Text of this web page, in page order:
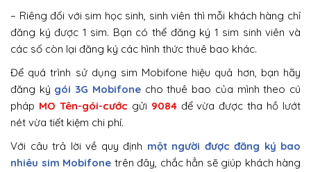
– Riêng đối với sim học sinh, sinh viên thì mỗi khách hàng chỉ
đăng ký được 1 sim. Bạn có thể đăng ký 1 sim sinh viên và
các số còn lại đăng ký các hình thức thuê bao khác.
Để quá trình sử dụng sim Mobifone hiệu quả hơn, bạn hãy
đăng ký gói 3G Mobifonecho thuê bao của mình theo cú
pháp MO Tên-gói-cước gửi 9084để vừa được tha hồ lướt
nét vừa tiết kiệm chi phí.
Với câu trả lời về quy định một người được đăng ký bao
nhiêu sim Mobifone trên đây, chắc hẳn sẽ giúp khách hàng